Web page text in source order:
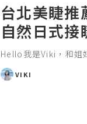
台北美睫推
自然日式接
Hello我是Viki，和姐
POSTED
VIKI